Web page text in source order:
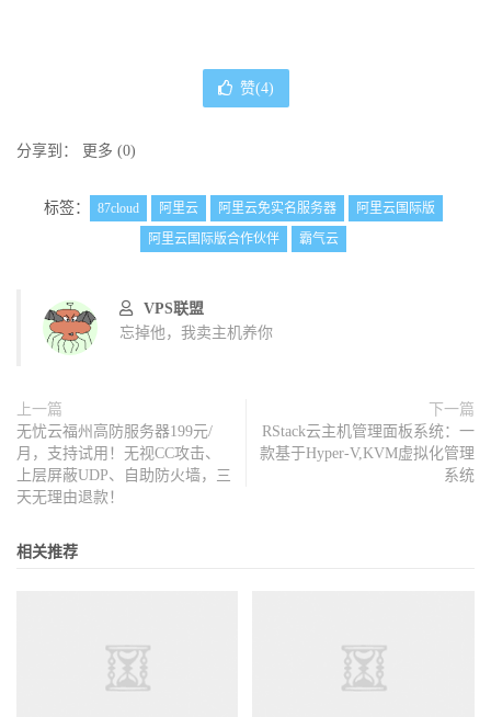
赞(4)
分享到： 更多 (0)
标签： 87cloud 阿里云 阿里云免实名服务器
阿里云国际版
阿里云国际版合作伙伴
霸气云
VPS联盟
忘掉他，我卖主机养你
上一篇
无忧云福州高防服务器199元/
月，支持试用！无视CC攻击、
上层屏蔽UDP、自助防火墙，三
天无理由退款！
下一篇
RStack云主机管理面板系统：一
款基于Hyper-V,KVM虚拟化管理
系统
相关推荐